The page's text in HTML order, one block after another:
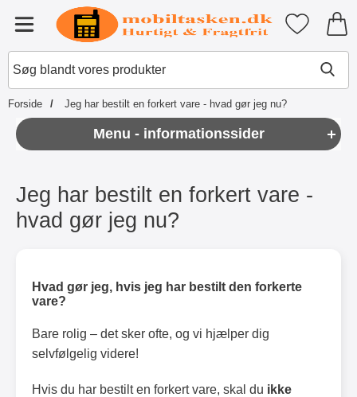
Menu Startside for Tibro BilligaMine
Forside Jeg har bestilt en forkert vare - hvad gør jeg nu?
Menu - informationssider
Jeg har bestilt en forkert vare -
hvad gør jeg nu?
Hvad gør jeg, hvis jeg har bestilt den forkerte
vare?
Bare rolig – det sker ofte, og vi hjælper dig
selvfølgelig videre!
Hvis du har bestilt en forkert vare, skal du ikke